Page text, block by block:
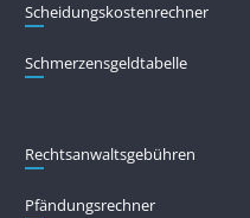
Scheidungskostenrechner
Schmerzensgeldtabelle
Rechtsanwaltsgebühren
Pfändungs­rechner